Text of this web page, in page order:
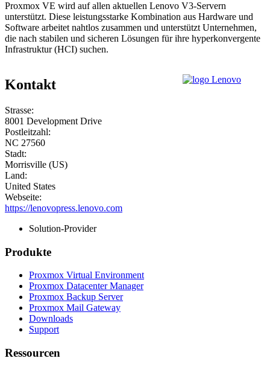
Proxmox VE wird auf allen aktuellen Lenovo V3-Servern
unterstützt. Diese leistungsstarke Kombination aus Hardware und
Software arbeitet nahtlos zusammen und unterstützt Unternehmen,
die nach stabilen und sicheren Lösungen für ihre hyperkonvergente
Infrastruktur (HCI) suchen.
Kontakt
Strasse:
8001 Development Drive
Postleitzahl:
NC 27560
Stadt:
Morrisville (US)
Land:
United States
Webseite:
https://lenovopress.lenovo.com
Solution-Provider
Produkte
Proxmox Virtual Environment
Proxmox Datacenter Manager
Proxmox Backup Server
Proxmox Mail Gateway
Downloads
Support
Ressourcen